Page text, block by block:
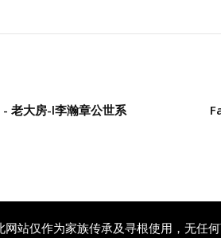
老大房-l李瀚章公世系
网站仅作为家族传承及寻根使用，无任